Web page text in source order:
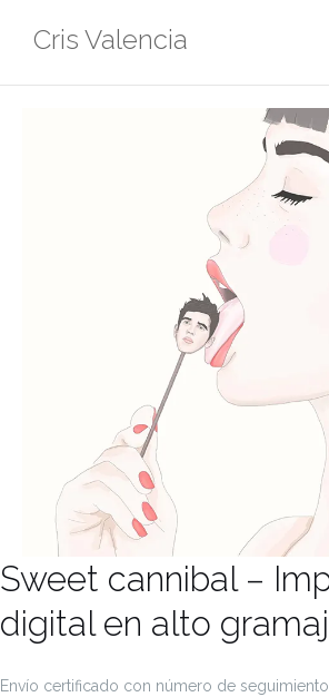
Cris Valencia
Sweet cannibal –
digital en alto
Envío certificado con número de seguimiento